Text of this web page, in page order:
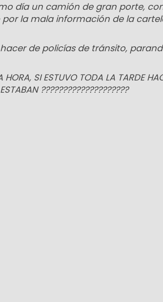
día un camión de gran porte,
la mala información de la
de policías de tránsito,
HORA, SI ESTUVO TODA LA TARDE
????????????????????